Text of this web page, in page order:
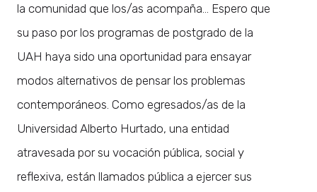
la comunidad que los/as acompaña… Espero que
su paso por los programas de postgrado de la
UAH haya sido una oportunidad para ensayar
modos alternativos de pensar los problemas
contemporáneos. Como egresados/as de la
Universidad Alberto Hurtado, una entidad
atravesada por su vocación pública, social y
reflexiva, están llamados pública a ejercer sus